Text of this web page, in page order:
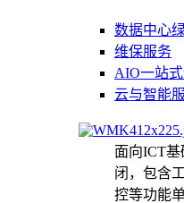
数据中心
维保服务
AIO一站
云与智能
面向ICT
闭，包含
控等功能